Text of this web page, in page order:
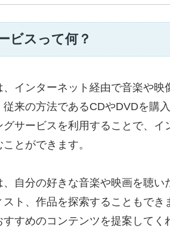
ビスって何？
インターネット経由で音楽や
来の方法であるCDやDVDを購
サービスを利用することで、イ
とができます。
自分の好きな音楽や映画を聴い
ト、作品を探索することもで
すめのコンテンツを提案してく